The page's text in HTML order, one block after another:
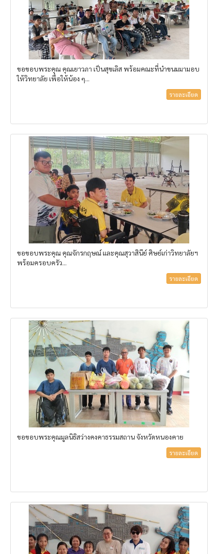
ขอขอบพระคุณ คุณเยาวภา เป็นสุขเลิส พร้อมคณะที่นำขนมมามอบ
ให้วิทยาลัย เพื่อให้น้อง ๆ...
รายละเอียด
ขอขอบพระคุณ คุณจักรกฤษณ์ และคุณสุวาสินีย์ ศิษย์เก่าวิทยาลัยฯ
พร้อมครอบครัว...
รายละเอียด
ขอขอบพระคุณมูลนิธิสว่างคงคาธรรมสถาน จังหวัดหนองคาย
รายละเอียด